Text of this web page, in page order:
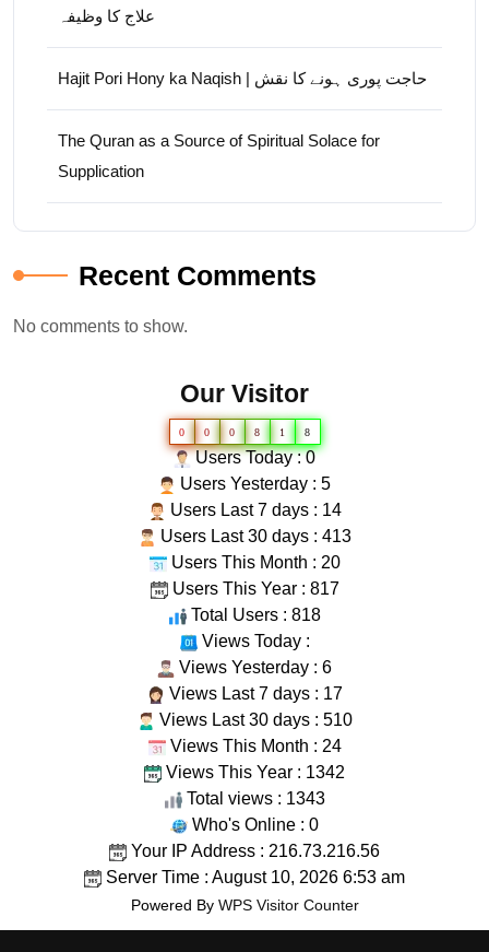
علاج کا وظیفہ
Hajit Pori Hony ka Naqish | حاجت پوری ہونے کا نقش
The Quran as a Source of Spiritual Solace for
Supplication
Recent Comments
No comments to show.
Our Visitor
0 0 0 8 1 8
Users Today : 0
Users Yesterday : 5
Users Last 7 days : 14
Users Last 30 days : 413
Users This Month : 20
Users This Year : 817
Total Users : 818
Views Today :
Views Yesterday : 6
Views Last 7 days : 17
Views Last 30 days : 510
Views This Month : 24
Views This Year : 1342
Total views : 1343
Who's Online : 0
Your IP Address : 216.73.216.56
Server Time : August 10, 2026 6:53 am
Powered By WPS Visitor Counter